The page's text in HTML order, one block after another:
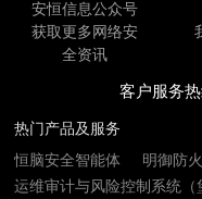
安恒信息公众号
获取更多网络安
全资讯
客户服务
热门产品及服务
恒脑安全智能体
明御防
运维审计与风险控制系统（